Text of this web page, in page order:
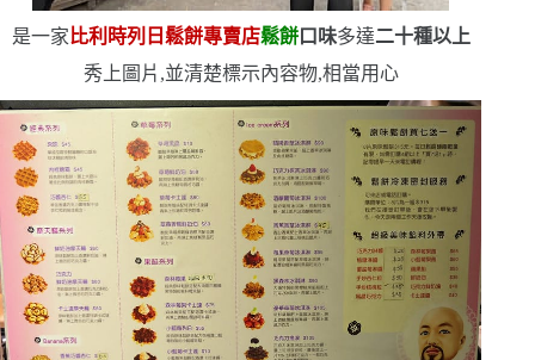
是一家 比利時列日鬆餅專賣店鬆餅口味多達二十種以上
秀上圖片,並清楚標示內容物,相當用心